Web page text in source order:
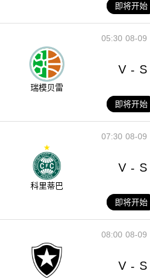
即将开始
08-09
05:30
瑞模贝雷
V - S
即将开始
08-09
07:30
科里蒂巴
V - S
即将开始
08-09
08:00
V - S